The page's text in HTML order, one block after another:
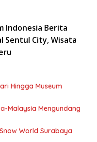
Indonesia Berita
Sentul City, Wisata
Hingga Museum
Malaysia Mengundang
World Surabaya